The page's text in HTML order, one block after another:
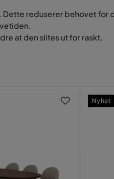
Dette reduserer behovet for
at den slites ut for raskt.
Nyhet